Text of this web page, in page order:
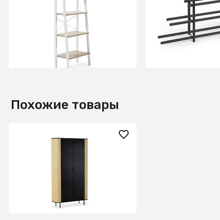
В КОРЗИНУ
черного металла
Похожие товары
138 700 ₽
В КОРЗИНУ